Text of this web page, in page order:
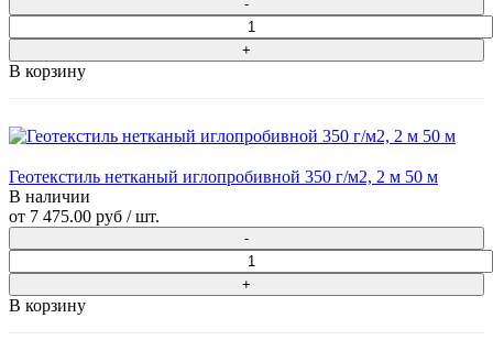
В корзину
Геотекстиль нетканый иглопробивной 350 г/м2, 2 м 50 м
В наличии
от 7 475.00 руб / шт.
В корзину